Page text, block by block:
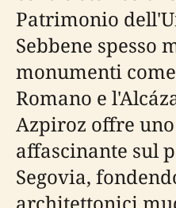
Patrimonio
Sebbene spesso
monumenti
Romano e
Azpiroz offre
affascinante sul
Segovia,